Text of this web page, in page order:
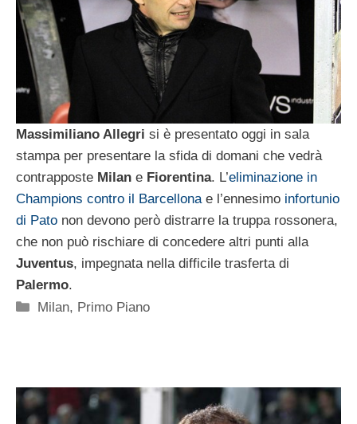
Massimiliano Allegri si è presentato oggi in sala
stampa per presentare la sfida di domani che vedrà
contrapposte Milan e Fiorentina. L’eliminazione in
Champions contro il Barcellonae l’ennesimo infortunio
di Pato non devono però distrarre la truppa rossonera,
che non può rischiare di concedere altri punti alla
Juventus, impegnata nella difficile trasferta di
Palermo.
Categorie
Milan, Primo Piano